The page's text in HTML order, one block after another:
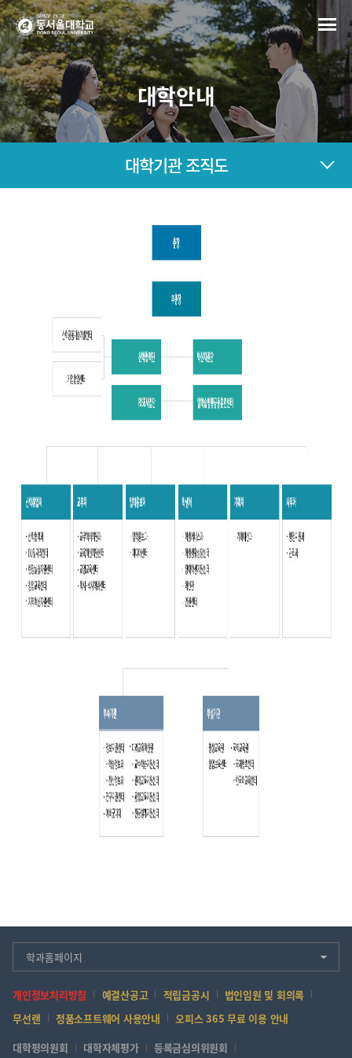
대학안내
대학기관 조직도
학과홈페이지
개인정보처리방침 예결산공고 적립금공시
법인임원 및 회의록
무선랜
정품소프트웨어 사용안내
오피스 365 무료 이용 안내
대학평의원회
대학자체평가 등록금심의위원회